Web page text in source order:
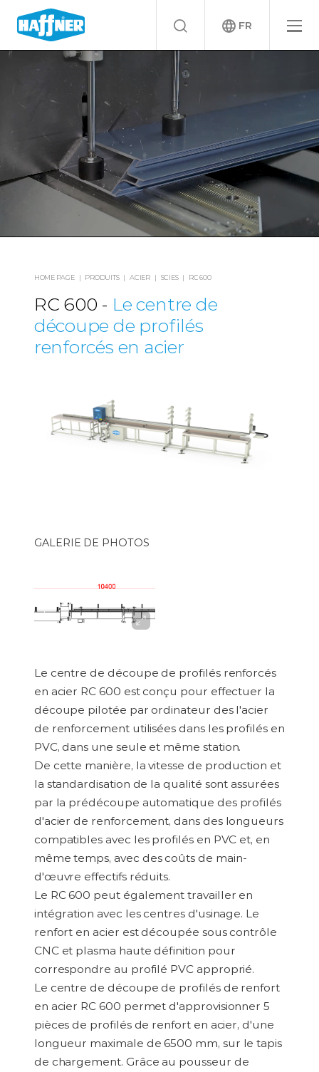
FR
HOME PAGE PRODUITS ACIER SCIES RC 600
RC 600
Le centre de
découpe de profilés
renforcés en acier
GALERIE DE PHOTOS
Le centre de découpe de profilés renforcés
en acier RC 600 est conçu pour effectuer la
découpe pilotée par ordinateur des l'acier
de renforcement utilisées dans les profilés en
PVC, dans une seule et même station.
De cette manière, la vitesse de production et
la standardisation de la qualité sont assurées
par la prédécoupe automatique des profilés
d'acier de renforcement, dans des longueurs
compatibles avec les profilés en PVC et, en
même temps, avec des coûts de main-
d'œuvre effectifs réduits.
Le RC 600 peut également travailler en
intégration avec les centres d'usinage. Le
renfort en acier est découpée sous contrôle
CNC et plasma haute définition pour
correspondre au profilé PVC approprié.
Le centre de découpe de profilés de renfort
en acier RC 600 permet d'approvisionner 5
pièces de profilés de renfort en acier, d'une
longueur maximale de 6500 mm, sur le tapis
de chargement. Grâce au pousseur de